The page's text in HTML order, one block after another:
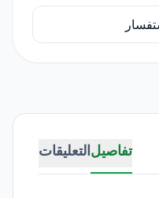
تفاصيلالتعليقات